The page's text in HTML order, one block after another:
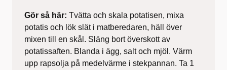
Gör så här: Tvätta och skala potatisen, mixa
potatis och lök slät i matberedaren, häll över
mixen till en skål. Släng bort överskott av
potatissaften. Blanda i ägg, salt och mjöl. Värm
upp rapsolja på medelvärme i stekpannan. Ta 1